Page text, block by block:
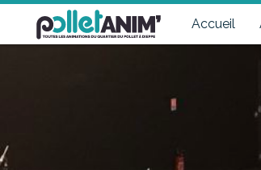
Accueil
Pollet Anim'
Toutes les animations du quartier du Pollet à Dieppe